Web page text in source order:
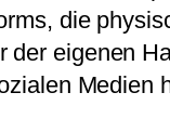
die
eigenen